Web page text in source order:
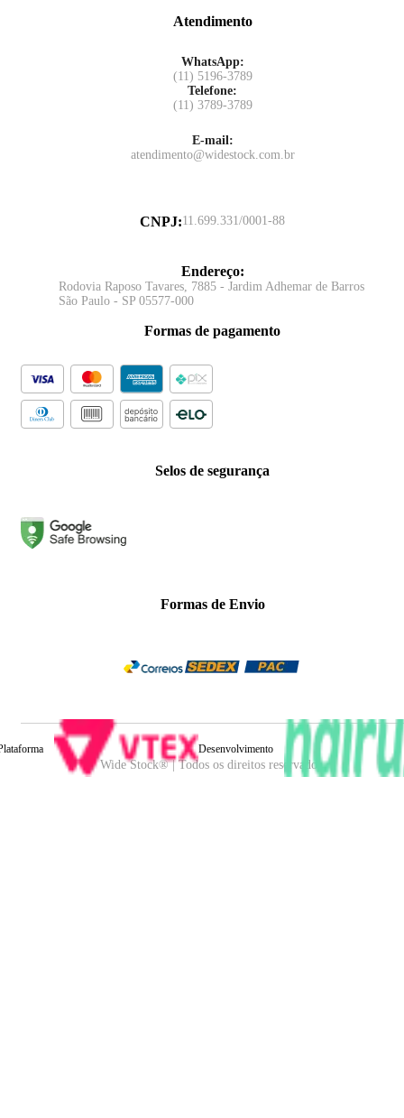
Atendimento
WhatsApp:
(11) 5196-3789
Telefone:
(11) 3789-3789
E-mail:
atendimento@widestock.com.br
CNPJ:11.699.331/0001-88
Endereço:
Rodovia Raposo Tavares, 7885 - Jardim Adhemar de Barros
São Paulo - SP 05577-000
Formas de pagamento
Selos de segurança
Formas de Envio
Wide Stock® | Todos os direitos reservados.
Desenvolvimento